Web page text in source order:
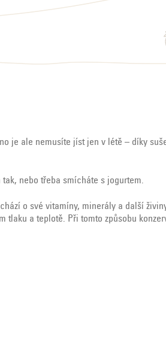
je ale nemusíte jíst jen v létě – díky
nebo třeba smícháte s jogurtem.
o své vitamíny, minerály a další
tlaku a teplotě. Při tomto způsobu